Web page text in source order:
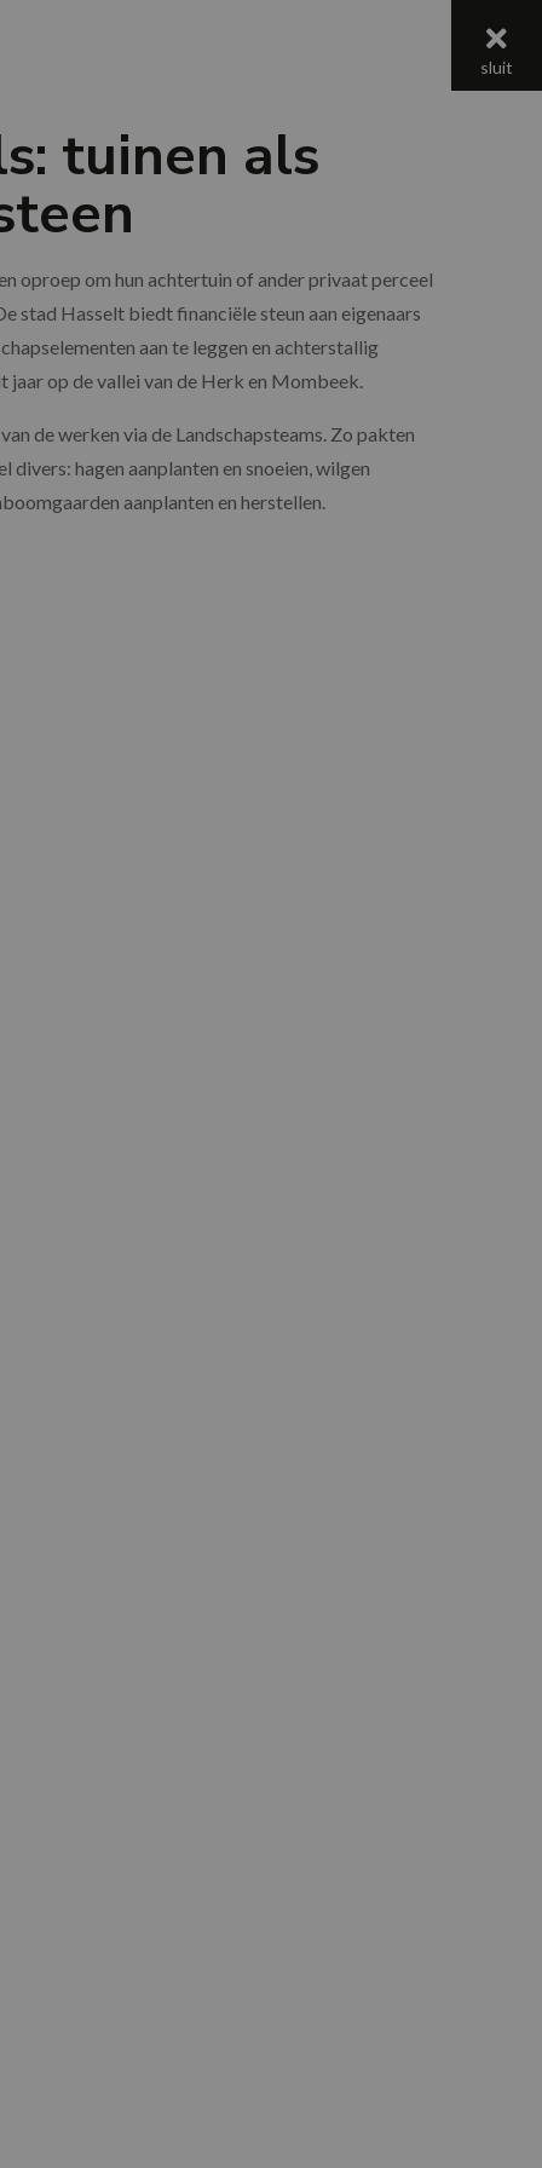
menu
sluit
tuinen als
oproep om hun achtertuin of ander privaat perceel
stad Hasselt biedt financiële steun aan eigenaars
aan te leggen en achterstallig
jaar op de vallei van de Herk en Mombeek.
de werken via de Landschapsteams. Zo pakten
divers: hagen aanplanten en snoeien, wilgen
aanplanten en herstellen.